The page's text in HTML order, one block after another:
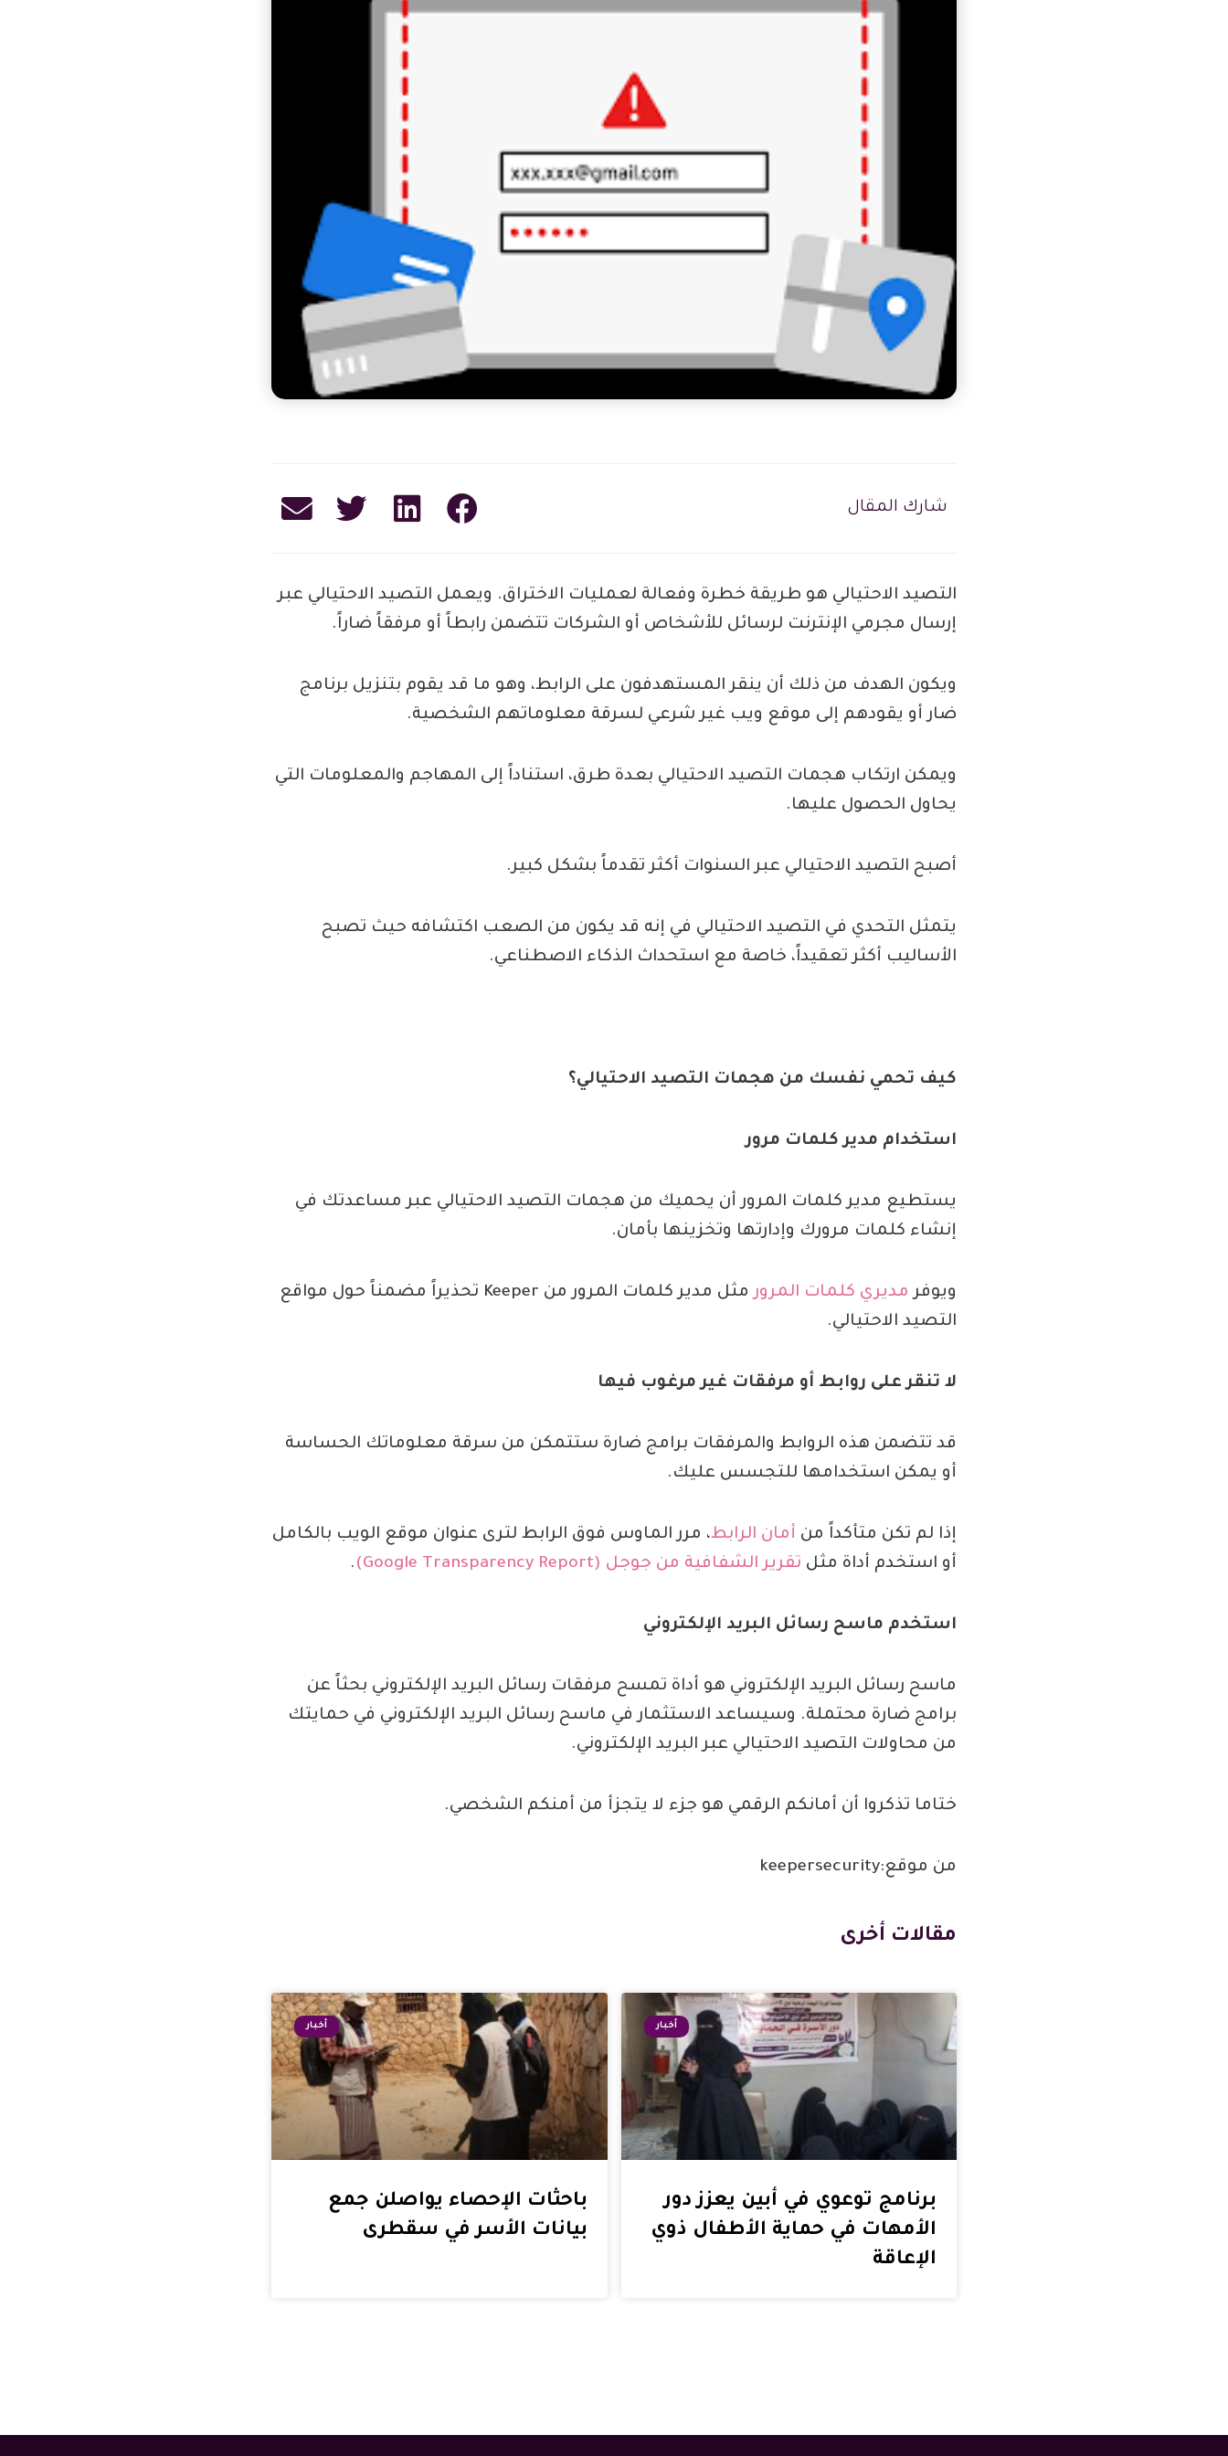
شارك المقال
التصيد الاحتيالي هو طريقة خطرة وفعالة لعمليات الاختراق. ويعمل التصيد الاحتيالي عبر
إرسال مجرمي الإنترنت لرسائل للأشخاص أو الشركات تتضمن رابطاً أو مرفقاً ضاراً.
ويكون الهدف من ذلك أن ينقر المستهدفون على الرابط، وهو ما قد يقوم بتنزيل برنامج
ضار أو يقودهم إلى موقع ويب غير شرعي لسرقة معلوماتهم الشخصية.
ويمكن ارتكاب هجمات التصيد الاحتيالي بعدة طرق، استناداً إلى المهاجم والمعلومات التي
يحاول الحصول عليها.
أصبح التصيد الاحتيالي عبر السنوات أكثر تقدماً بشكل كبير.
يتمثل التحدي في التصيد الاحتيالي في إنه قد يكون من الصعب اكتشافه حيث تصبح
الأساليب أكثر تعقيداً، خاصة مع استحداث الذكاء الاصطناعي.
كيف تحمي نفسك من هجمات التصيد الاحتيالي؟
استخدام مدير كلمات مرور
يستطيع مدير كلمات المرور أن يحميك من هجمات التصيد الاحتيالي عبر مساعدتك في
إنشاء كلمات مرورك وإدارتها وتخزينها بأمان.
ويوفر مديري كلمات المرور
مثل مدير كلمات المرور من Keeper تحذيراً مضمناً حول مواقع
التصيد الاحتيالي.
لا تنقر على روابط أو مرفقات غير مرغوب فيها
قد تتضمن هذه الروابط والمرفقات برامج ضارة ستتمكن من سرقة معلوماتك الحساسة
أو يمكن استخدامها للتجسس عليك.
إذا لم تكن متأكداً من أمان الرابط، مرر الماوس فوق الرابط لترى عنوان موقع الويب بالكامل
أو استخدم أداة مثل تقرير الشفافية من جوجل (Google Transparency Report) .
استخدم ماسح رسائل البريد الإلكتروني
ماسح رسائل البريد الإلكتروني هو أداة تمسح مرفقات رسائل البريد الإلكتروني بحثاً عن
برامج ضارة محتملة. وسيساعد الاستثمار في ماسح رسائل البريد الإلكتروني في حمايتك
من محاولات التصيد الاحتيالي عبر البريد الإلكتروني.
ختاما تذكروا أن أمانكم الرقمي هو جزء لا يتجزأ من أمنكم الشخصي.
من موقع:keepersecurity
مقالات أخرى
أخبار
برنامج توعوي في أبين يعزز دور
الأمهات في حماية الأطفال ذوي
الإعاقة
أخبار
باحثات الإحصاء يواصلن جمع
بيانات الأسر في سقطرى